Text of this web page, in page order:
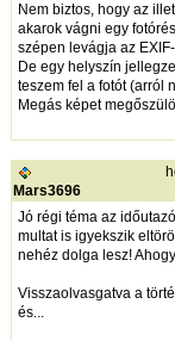
Nem biztos, hogy az
akarok vágni egy
szépen levágja az
De egy helyszín
teszem fel a fotót (arról
Megás képet
Mars3696
Jó régi téma az
multat is igyekszik
nehéz dolga lesz!
Visszaolvasgatva a
és...